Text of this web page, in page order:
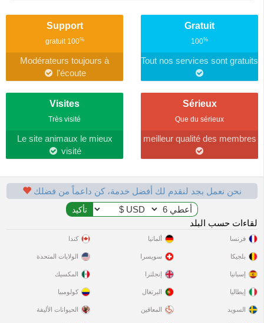
Gratuit
100%
Tout nos services sont gratuits
Support
100%
gratuit
Modérateurs toujours à
l'écoute
Sérieux
Que du sérieux
meilleur qualité des membres
Visites
Très visité
Le site animaux le mieux
visité
نحن نعمل بجد لنقدم لك أفضل خدمة، كن داعماً من فضلك
لقاءات حسب البلد
فرنسا
بلجيكا
إسبانيا
إيطاليا
السويد
ألمانيا
سويسرا
إنجلترا
البرتغال
المعاقين
كندا
الولايات المتحدة
المكسيك
كولومبيا
الحيوانات الأليفة